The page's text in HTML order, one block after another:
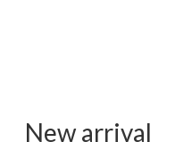
New arrival